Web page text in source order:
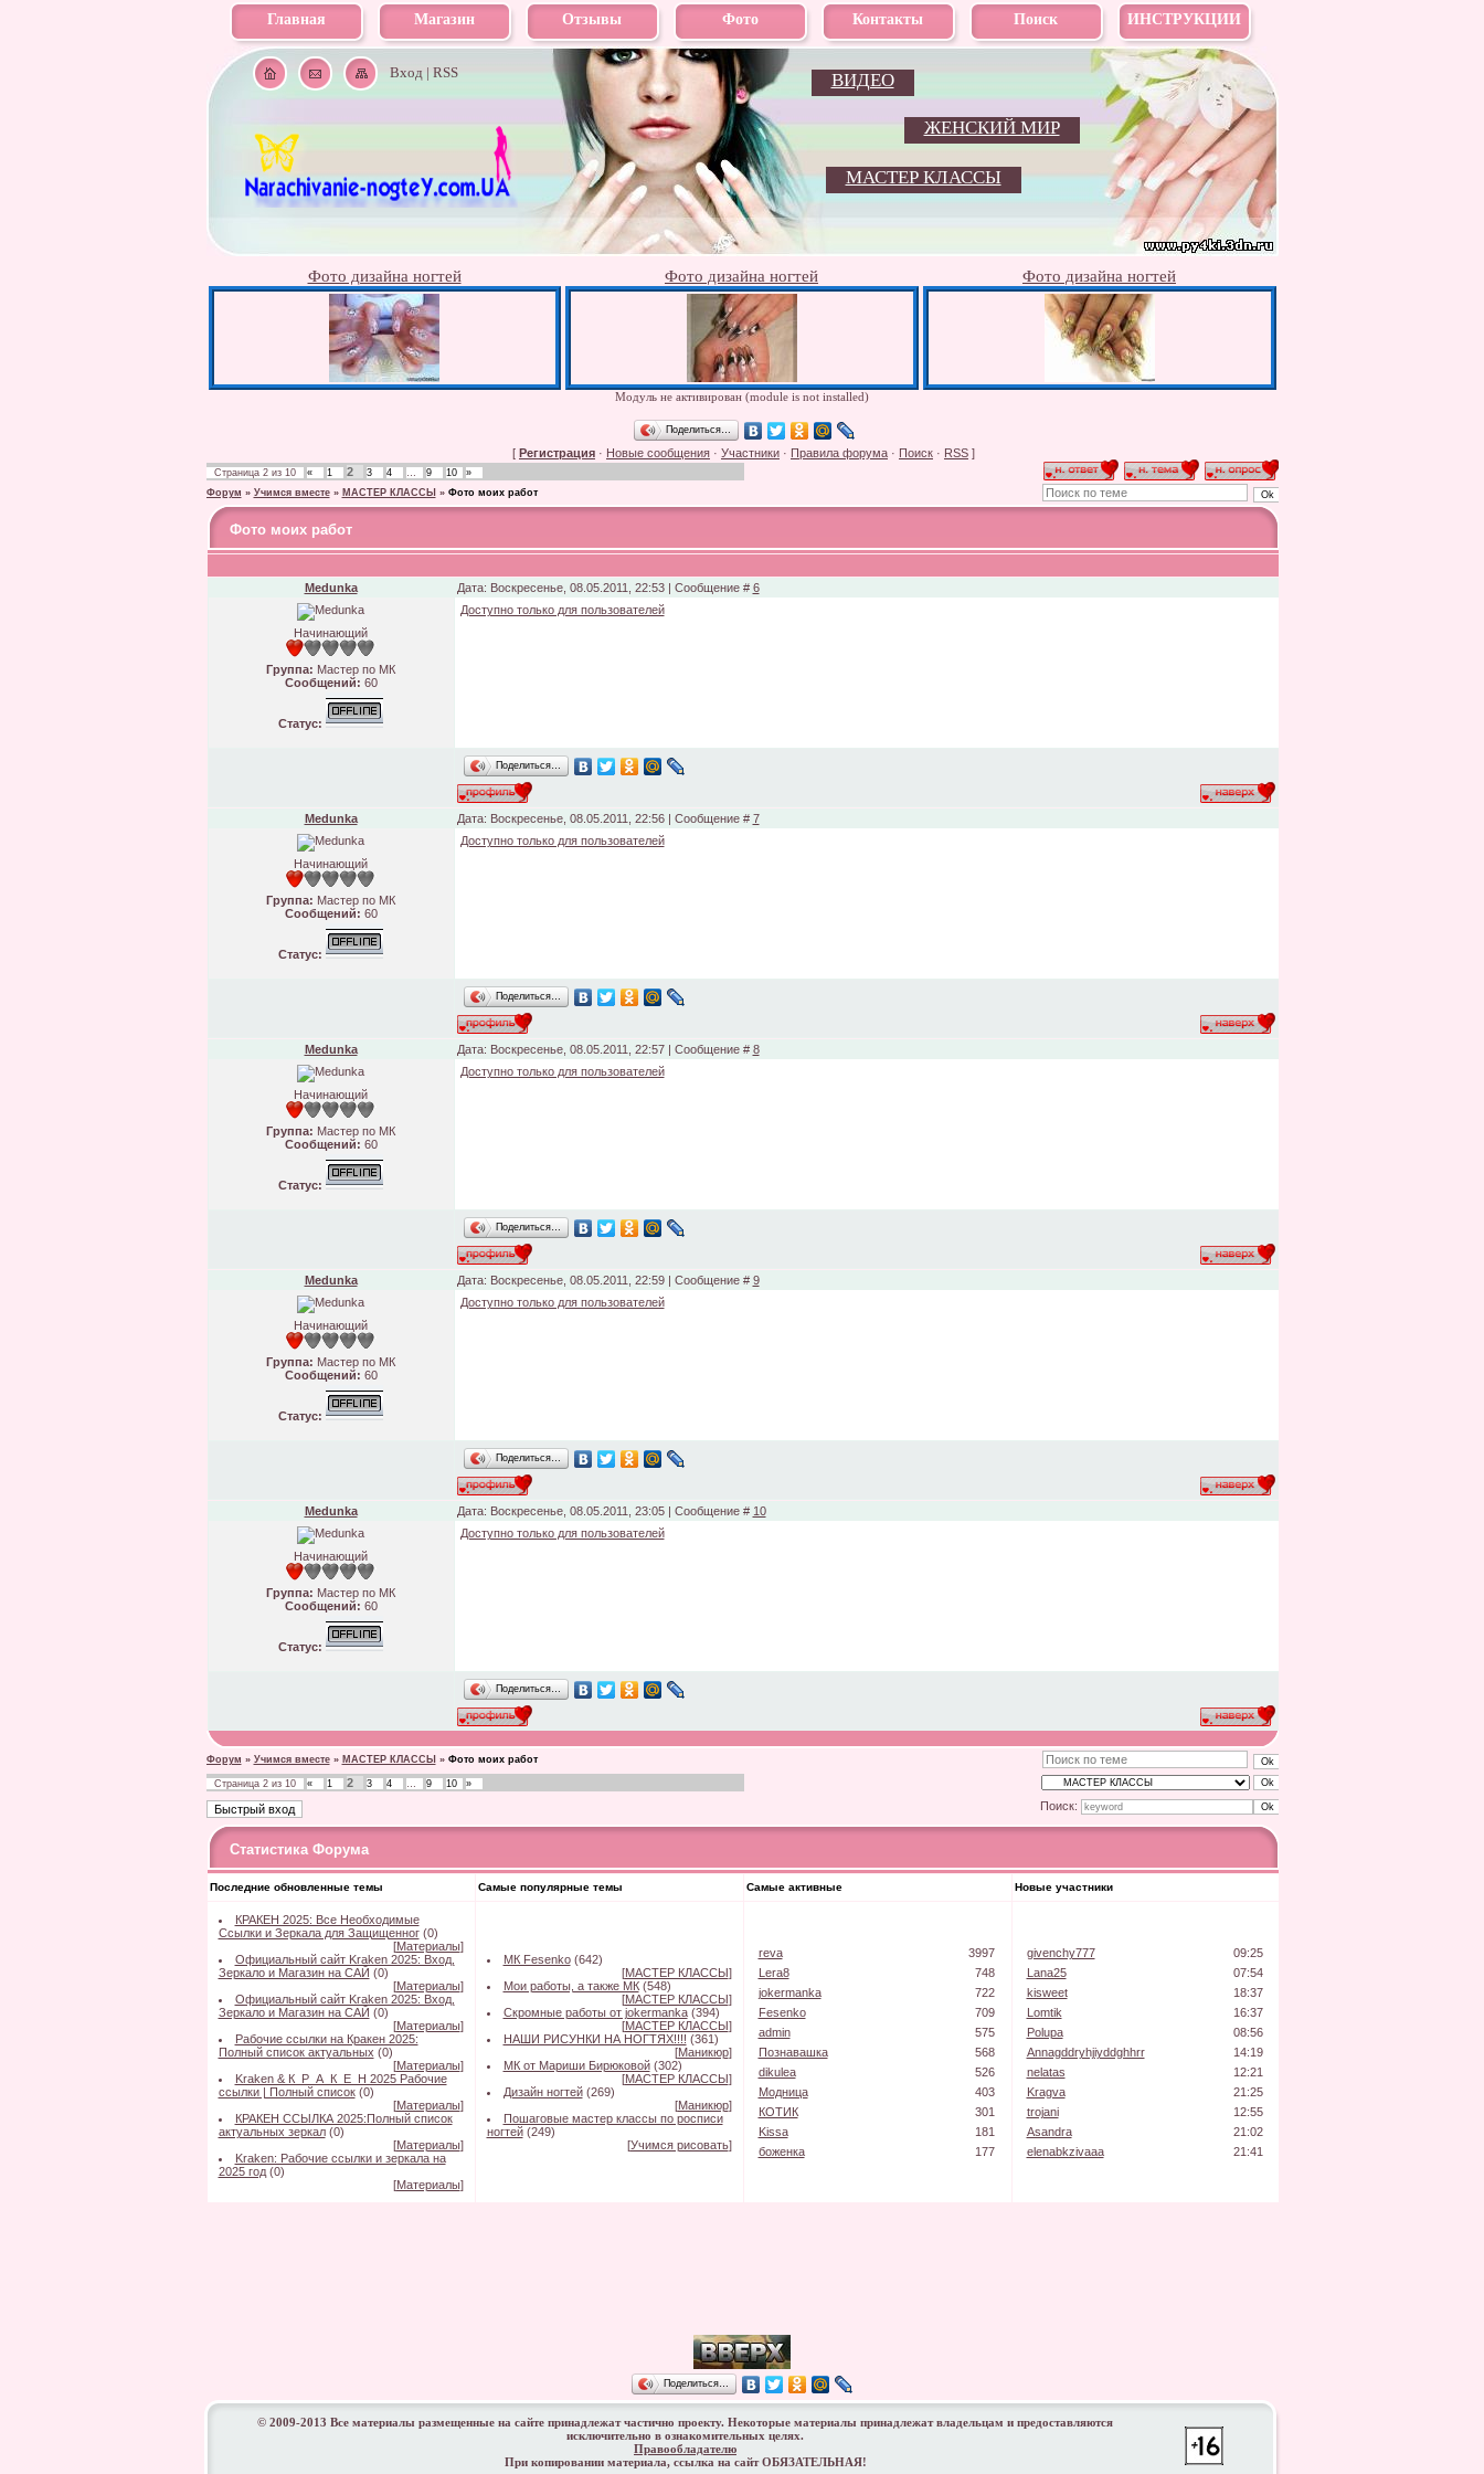
Главная Магазин Отзывы Фото Контакты Поиск ИНСТРУКЦИИ
Вход| RSS
ЖЕНСКИЙ МИР
ВИДЕО
МАСТЕР КЛАССЫ
Фото дизайна ногтей Фото дизайна ногтей Фото дизайна ногтей
Модуль не активирован (module is not installed)
Поделиться…
[ Регистрация · Новые сообщения · Участники · Правила форума · Поиск · RSS ]
Страница 2из 10 « 1 2 3 4 … 9 10
»
Форум » Учимся вместе » МАСТЕР КЛАССЫ » Фото моих работ
Фото моих работ
Medunka Дата: Воскресенье, 08.05.2011, 22:53 | Сообщение # 6
Начинающий
Группа: Мастер по МК
Сообщений: 60
Статус:
Доступно только для пользователей
Поделиться…
Medunka Дата: Воскресенье, 08.05.2011, 22:56 | Сообщение # 7
Начинающий
Группа: Мастер по МК
Сообщений: 60
Статус:
Доступно только для пользователей
Поделиться…
Medunka Дата: Воскресенье, 08.05.2011, 22:57 | Сообщение # 8
Начинающий
Группа: Мастер по МК
Сообщений: 60
Статус:
Доступно только для пользователей
Поделиться…
Medunka Дата: Воскресенье, 08.05.2011, 22:59 | Сообщение # 9
Начинающий
Группа: Мастер по МК
Сообщений: 60
Статус:
Доступно только для пользователей
Поделиться…
Medunka Дата: Воскресенье, 08.05.2011, 23:05 | Сообщение # 10
Начинающий
Группа: Мастер по МК
Сообщений: 60
Статус:
Доступно только для пользователей
Поделиться…
Форум » Учимся вместе » МАСТЕР КЛАССЫ » Фото моих работ
Страница 2из 10 « 1 2 3 4 … 9 10 »
Поиск:
Статистика Форума
Последние обновленные темы Самые популярные темы Самые активные Новые участники
КРАКЕН 2025: Все Необходимые
Ссылки и Зеркала для Защищенног (0)
[Материалы]
Официальный сайт Kraken 2025: Вход,
Зеркало и Магазин на САЙ (0)
[Материалы]
Официальный сайт Kraken 2025: Вход,
Зеркало и Магазин на САЙ (0)
[Материалы]
Рабочие ссылки на Кракен 2025:
Полный список актуальных (0)
[Материалы]
Kraken & К_Р_А_К_Е_Н 2025 Рабочие
ссылки | Полный список (0)
[Материалы]
КРАКЕН ССЫЛКА 2025:Полный список
актуальных зеркал (0)
[Материалы]
Kraken: Рабочие ссылки и зеркала на
2025 год (0)
[Материалы]
МК Fesenko (642)
[МАСТЕР КЛАССЫ]
Мои работы, а также МК (548)
[МАСТЕР КЛАССЫ]
Скромные работы от jokermanka (394)
[МАСТЕР КЛАССЫ]
НАШИ РИСУНКИ НА НОГТЯХ!!!! (361)
[Маникюр]
МК от Мариши Бирюковой (302)
[МАСТЕР КЛАССЫ]
Дизайн ногтей (269)
[Маникюр]
Пошаговые мастер классы по росписи
ногтей (249)
[Учимся рисовать]
reva
3997
Lera8
748
jokermanka
722
Fesenko
709
admin
575
Познавашка
568
dikulea
526
Модница
403
КОТИК
301
Kissa
181
боженка
177
givenchy777
09:25
Lana25
07:54
kisweet
18:37
Lomtik
16:37
Polupa
08:56
Annagddryhjiyddghhrr
14:19
nelatas
12:21
Kragva
21:25
trojani
12:55
Asandra
21:02
elenabkzivaaa
21:41
Поделиться…
© 2009-2013 Все материалы размещенные на сайте принадлежат частично проекту. Некоторые материалы принадлежат владельцам и предоставляются
исключительно в ознакомительных целях.
Правообладателю
При копировании материала, ссылка на сайт ОБЯЗАТЕЛЬНАЯ!